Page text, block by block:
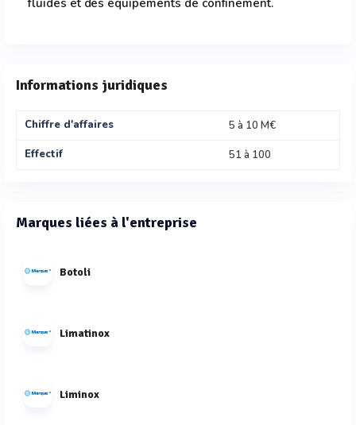
fluides et des équipements de confinement.
Informations juridiques
Chiffre d'affaires
5 à 10 M€
Effectif
51 à 100
Marques liées à l'entreprise
Botoli
Limatinox
Liminox